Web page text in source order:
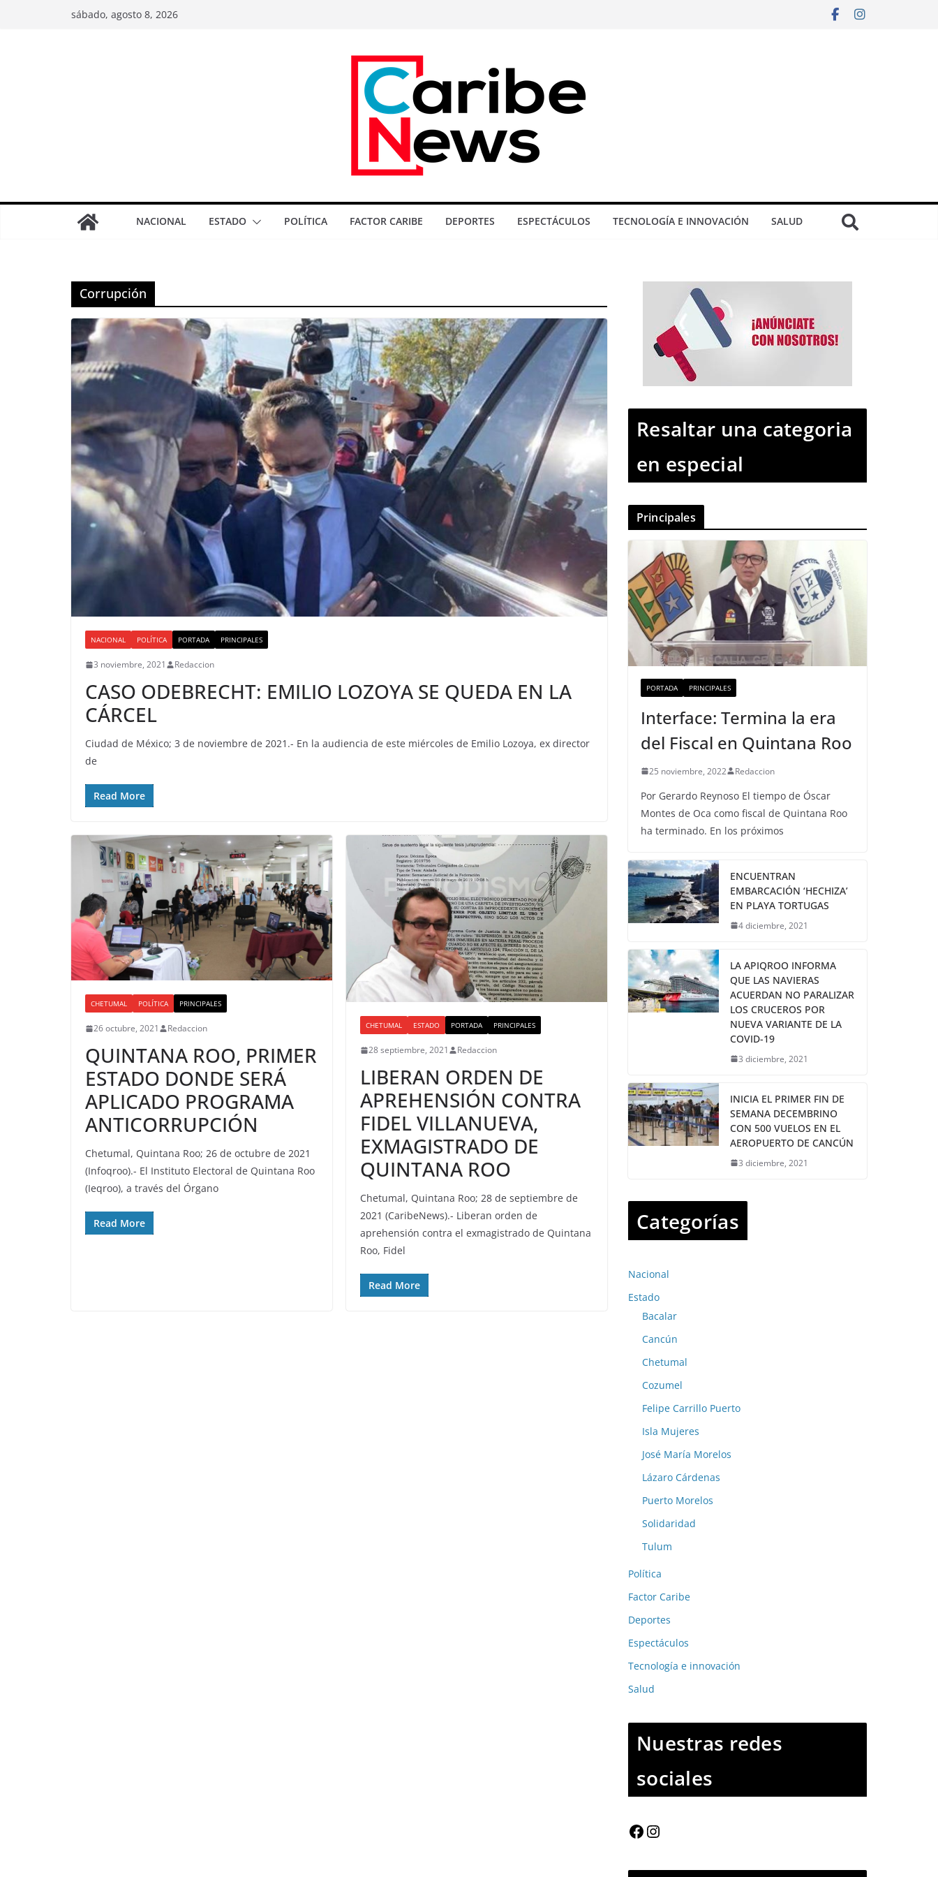
sábado, agosto 8, 2026
NACIONAL ESTADO POLÍTICA FACTOR CARIBE DEPORTES ESPECTÁCULOS TECNOLOGÍA E INNOVACIÓN SALUD
Corrupción
NACIONAL POLÍTICA PORTADA PRINCIPALES
3 noviembre, 2021 Redaccion
CASO ODEBRECHT: EMILIO LOZOYA SE QUEDA EN LA
CÁRCEL
Ciudad de México; 3 de noviembre de 2021.- En la audiencia de este miércoles de Emilio Lozoya, ex director
de
Read More
CHETUMAL POLÍTICA PRINCIPALES
26 octubre, 2021 Redaccion
QUINTANA ROO, PRIMER
ESTADO DONDE SERÁ
APLICADO PROGRAMA
ANTICORRUPCIÓN
Chetumal, Quintana Roo; 26 de octubre de 2021
(Infoqroo).- El Instituto Electoral de Quintana Roo
(Ieqroo), a través del Órgano
Read More
CHETUMAL ESTADO PORTADA PRINCIPALES
28 septiembre, 2021 Redaccion
LIBERAN ORDEN DE
APREHENSIÓN CONTRA
FIDEL VILLANUEVA,
EXMAGISTRADO DE
QUINTANA ROO
Chetumal, Quintana Roo; 28 de septiembre de
2021 (CaribeNews).- Liberan orden de
aprehensión contra el exmagistrado de Quintana
Roo, Fidel
Read More
Resaltar una categoria
en especial
Principales
PORTADA PRINCIPALES
Interface: Termina la era
del Fiscal en Quintana Roo
25 noviembre, 2022 Redaccion
Por Gerardo Reynoso El tiempo de Óscar
Montes de Oca como fiscal de Quintana Roo
ha terminado. En los próximos
ENCUENTRAN
EMBARCACIÓN ‘HECHIZA’
EN PLAYA TORTUGAS
4 diciembre, 2021
LA APIQROO INFORMA
QUE LAS NAVIERAS
ACUERDAN NO PARALIZAR
LOS CRUCEROS POR
NUEVA VARIANTE DE LA
COVID-19
3 diciembre, 2021
INICIA EL PRIMER FIN DE
SEMANA DECEMBRINO
CON 500 VUELOS EN EL
AEROPUERTO DE CANCÚN
3 diciembre, 2021
Categorías
Nacional
Estado
Bacalar
Cancún
Chetumal
Cozumel
Felipe Carrillo Puerto
Isla Mujeres
José María Morelos
Lázaro Cárdenas
Puerto Morelos
Solidaridad
Tulum
Política
Factor Caribe
Deportes
Espectáculos
Tecnología e innovación
Salud
Nuestras redes
sociales